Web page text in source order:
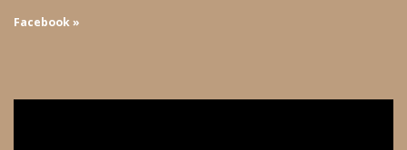
Facebook »